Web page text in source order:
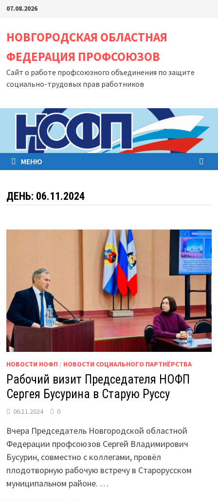
Перейти
содержимому
07.08.2026
НОВГОРОДСКАЯ ОБЛАСТНАЯ
ФЕДЕРАЦИЯ ПРОФСОЮЗОВ
Сайт о работе профсоюзного объединения по защите
социально-трудовых прав работников
МЕНЮ
ДЕНЬ: 06.11.2024
НОВОСТИ НОФП / НОВОСТИ СОЦИАЛЬНОГО ПАРТНЁРСТВА
Рабочий визит Председателя НОФП
Сергея Бусурина в Старую Руссу
06.11.2024 0
Вчера Председатель Новгородской областной
Федерации профсоюзов Сергей Владимирович
Бусурин, совместно с коллегами, провёл
плодотворную рабочую встречу в Старорусском
муниципальном районе. …